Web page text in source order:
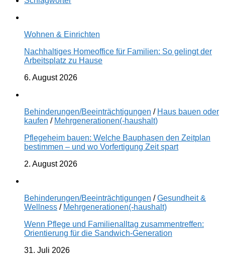
Wohnen & Einrichten
Nachhaltiges Homeoffice für Familien: So gelingt der
Arbeitsplatz zu Hause
6. August 2026
Behinderungen/Beeinträchtigungen / Haus bauen oder
kaufen / Mehrgenerationen(-haushalt)
Pflegeheim bauen: Welche Bauphasen den Zeitplan
bestimmen – und wo Vorfertigung Zeit spart
2. August 2026
Behinderungen/Beeinträchtigungen /Gesundheit &
Wellness / Mehrgenerationen(-haushalt)
Wenn Pflege und Familienalltag zusammentreffen:
Orientierung für die Sandwich-Generation
31. Juli 2026